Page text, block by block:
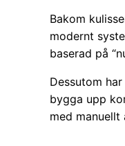
Bakom
modernt
baserad på
Dessutom
bygga upp
med manuellt